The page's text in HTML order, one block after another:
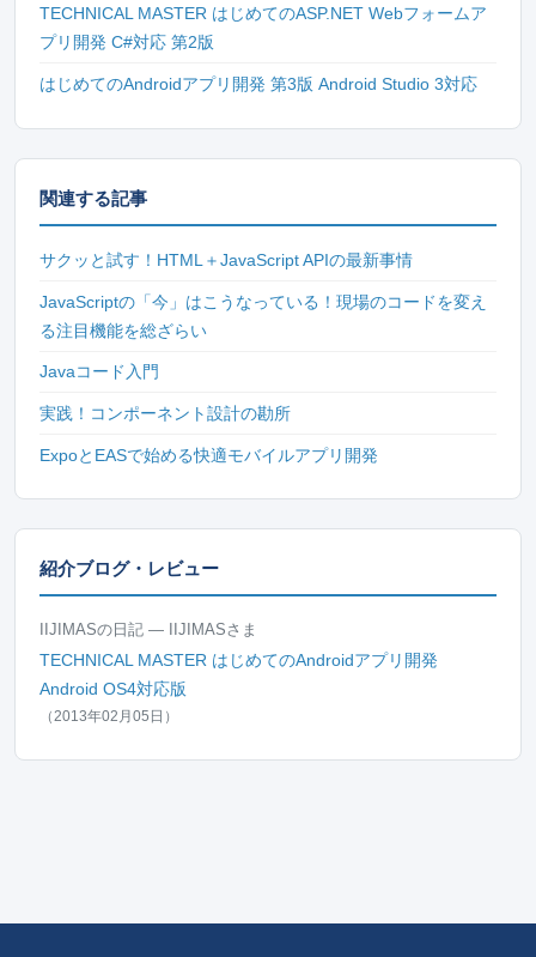
TECHNICAL MASTER はじめてのASP.NET Webフォームア
プリ開発 C#対応 第2版
はじめてのAndroidアプリ開発 第3版 Android Studio 3対応
関連する記事
サクッと試す！HTML＋JavaScript APIの最新事情
JavaScriptの「今」はこうなっている！現場のコードを変え
る注目機能を総ざらい
Javaコード入門
実践！コンポーネント設計の勘所
ExpoとEASで始める快適モバイルアプリ開発
紹介ブログ・レビュー
IIJIMASの日記 — IIJIMASさま
TECHNICAL MASTER はじめてのAndroidアプリ開発
Android OS4対応版
（2013年02月05日）